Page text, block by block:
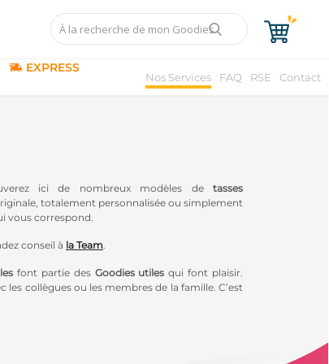
EXPRESS
Nos Services FAQ RSE Contact
ici de nombreux modèles de tasses
totalement personnalisée ou simplement
vous correspond.
conseil à la Team
font partie des Goodies utiles qui font plaisir.
collègues ou les membres de la famille. C’est
une dimension éthique en accord avec une